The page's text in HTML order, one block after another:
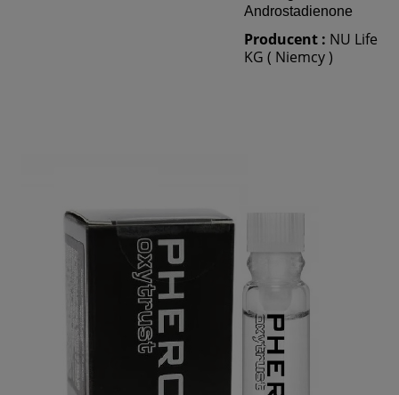
Androstadienone
Producent : NU Life
KG ( Niemcy )